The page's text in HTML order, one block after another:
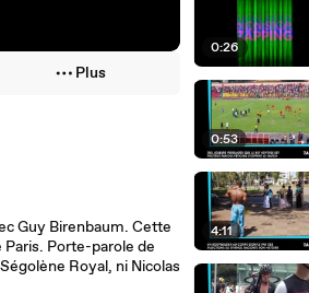
Plus
Guy Birenbaum. Cette
Porte-parole de
Royal, ni Nicolas
0:26
0:53
4:11